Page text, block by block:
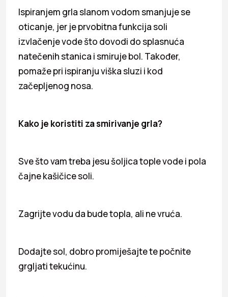
Ispiranjem grla slanom vodom smanjuje se
oticanje, jer je prvobitna funkcija soli
izvlačenje vode što dovodi do splasnuća
natečenih stanica i smiruje bol. Također,
pomaže pri ispiranju viška sluzi i kod
začepljenog nosa.
Kako je koristiti za smirivanje grla?
Sve što vam treba jesu šoljica tople vode i pola
čajne kašičice soli.
Zagrijte vodu da bude topla, ali ne vruća.
Dodajte sol, dobro promiješajte te počnite
grgljati tekućinu.